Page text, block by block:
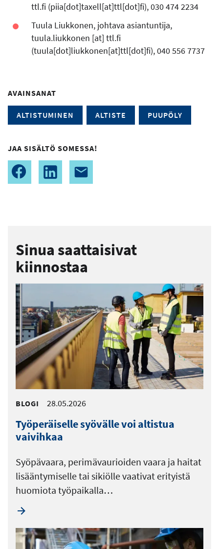
ttl.fi (piia[dot]taxell[at]ttl[dot]fi), 030 474 2234
Tuula Liukkonen, johtava asiantuntija,
tuula.liukkonen [at]ttl.fi
(tuula[dot]liukkonen[at]ttl[dot]fi), 040 556 7737
AVAINSANAT
ALTISTUMINEN ALTISTE PUUPÖLY
JAA SISÄLTÖ SOMESSA!
Sinua saattaisivat
kiinnostaa
BLOGI 28.05.2026
Työperäiselle syövälle voi altistua
vaivihkaa
Syöpävaara, perimävaurioiden vaara ja haitat
lisääntymiselle tai sikiölle vaativat erityistä
huomiota työpaikalla…